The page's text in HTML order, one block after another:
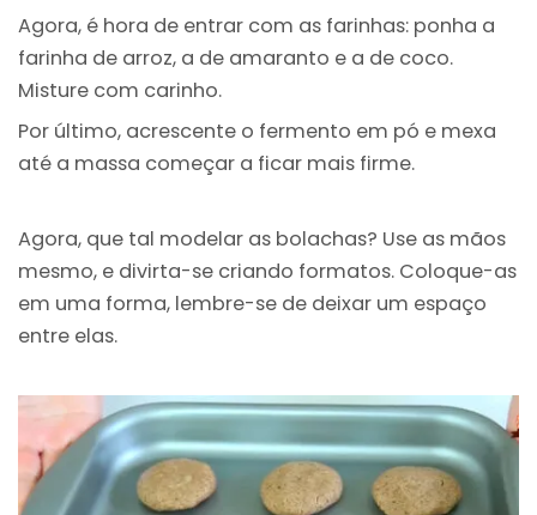
Agora, é hora de entrar com as farinhas: ponha a
farinha de arroz, a de amaranto e a de coco.
Misture com carinho.
Por último, acrescente o fermento em pó e mexa
até a massa começar a ficar mais firme.
Agora, que tal modelar as bolachas? Use as mãos
mesmo, e divirta-se criando formatos. Coloque-as
em uma forma, lembre-se de deixar um espaço
entre elas.